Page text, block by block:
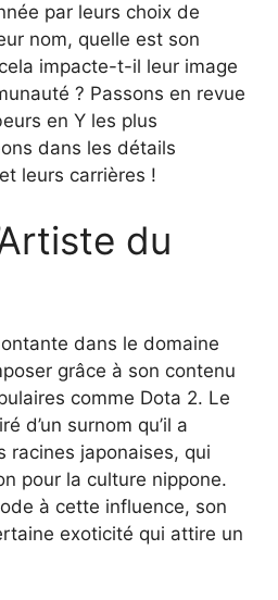
par leurs choix de
nom, quelle est son
impacte-t-il leur image
? Passons en revue
en Y les plus
dans les détails
leurs carrières !
du
dans le domaine
grâce à son contenu
comme Dota 2. Le
d’un surnom qu’il a
racines japonaises, qui
pour la culture nippone.
à cette influence, son
exoticité qui attire un